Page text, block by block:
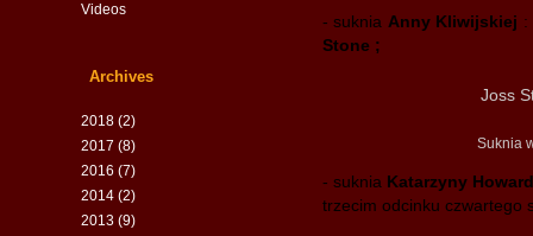
- suknia Anny Kliwijskiej :
Stone ;
Joss
Suknia
- suknia Katarzyny
trzecim odcinku czwartego
Videos
Archives
2018 (2)
2017 (8)
2016 (7)
2014 (2)
2013 (9)